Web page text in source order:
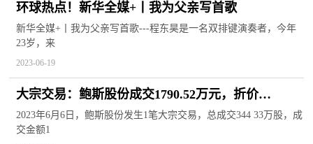
环球热点！新华全媒+丨我为父亲写首歌
新华全媒+丨我为父亲写首歌---程东昊是一名双排键演奏者，今年
23岁，来
2023-06-19
大宗交易：鲍斯股份成交1790.52万元，折价
3.88%（06-06）_新视野
2023年6月6日，鲍斯股份发生1笔大宗交易，总成交344 33万股，成
交金额1